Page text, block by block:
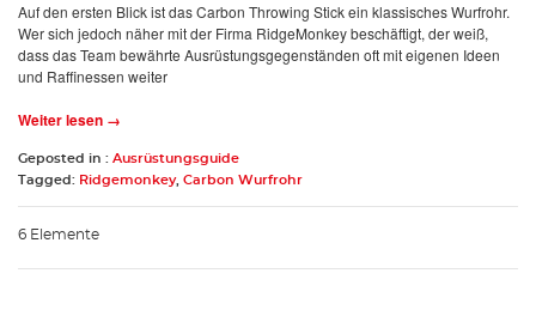
Auf den ersten Blick ist das Carbon Throwing Stick ein klassisches Wurfrohr.
Wer sich jedoch näher mit der Firma RidgeMonkey beschäftigt, der weiß,
dass das Team bewährte Ausrüstungsgegenständen oft mit eigenen Ideen
und Raffinessen weiter
Weiter lesen →
Geposted in : Ausrüstungsguide
Tagged: Ridgemonkey, Carbon Wurfrohr
6 Elemente